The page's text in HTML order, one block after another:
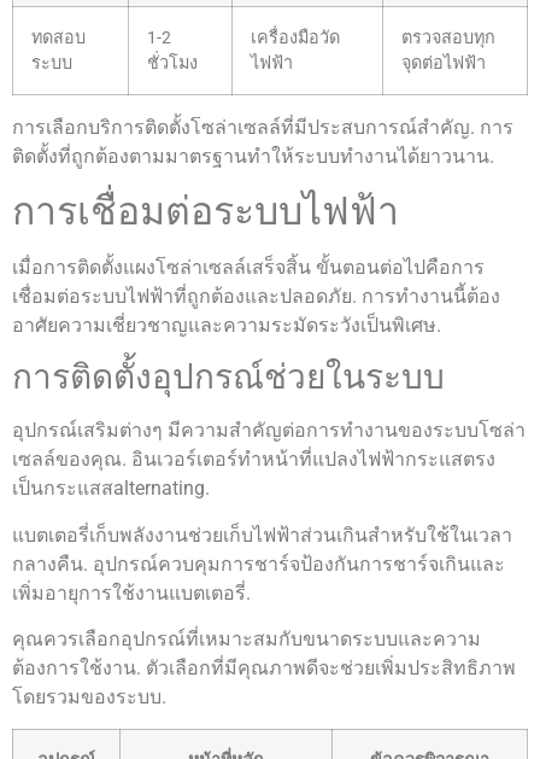
ทดสอบ
ระบบ
1-2
ชั่วโมง
เครื่องมือวัด
ไฟฟ้า
ตรวจสอบทุก
จุดต่อไฟฟ้า
การเลือกบริการติดตั้งโซล่าเซลล์ที่มีประสบการณ์สำคัญ. การ
ติดตั้งที่ถูกต้องตามมาตรฐานทำให้ระบบทำงานได้ยาวนาน.
การเชื่อมต่อระบบไฟฟ้า
เมื่อการติดตั้งแผงโซล่าเซลล์เสร็จสิ้น ขั้นตอนต่อไปคือการ
เชื่อมต่อระบบไฟฟ้าที่ถูกต้องและปลอดภัย. การทำงานนี้ต้อง
อาศัยความเชี่ยวชาญและความระมัดระวังเป็นพิเศษ.
การติดตั้งอุปกรณ์ช่วยในระบบ
อุปกรณ์เสริมต่างๆ มีความสำคัญต่อการทำงานของระบบโซล่า
เซลล์ของคุณ. อินเวอร์เตอร์ทำหน้าที่แปลงไฟฟ้ากระแสตรง
เป็นกระแสสalternating.
แบตเตอรี่เก็บพลังงานช่วยเก็บไฟฟ้าส่วนเกินสำหรับใช้ในเวลา
กลางคืน. อุปกรณ์ควบคุมการชาร์จป้องกันการชาร์จเกินและ
เพิ่มอายุการใช้งานแบตเตอรี่.
คุณควรเลือกอุปกรณ์ที่เหมาะสมกับขนาดระบบและความ
ต้องการใช้งาน. ตัวเลือกที่มีคุณภาพดีจะช่วยเพิ่มประสิทธิภาพ
โดยรวมของระบบ.